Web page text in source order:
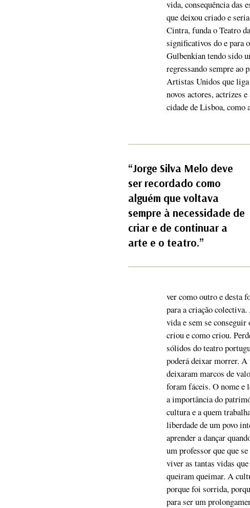
vida, consequência das
que deixou criado e
Cintra, funda o Teatro
significativos do e para
Gulbenkian tendo sido
regressando sempre ao
Artistas Unidos que liga
novos actores, actrizes
cidade de Lisboa, como
“Jorge Silva Melo deve
ser recordado como
alguém que voltava
sempre à necessidade de
criar e de continuar a
arte e o teatro.”
ver como outro e desta
para a criação
vida e sem se
criou e como criou.
sólidos do teatro
poderá deixar morrer. A
deixaram marcos de
foram fáceis. O nome e
a importância do
cultura e a quem
liberdade de um povo
aprender a dançar
um professor que que
viver as tantas vidas
queiram queimar. A
porque foi sorrida,
para ser um